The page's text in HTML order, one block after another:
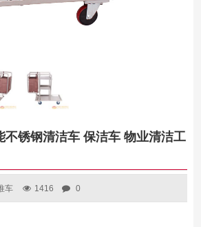
不锈钢清洁车 保洁车 物业清洁工
车 1416 0